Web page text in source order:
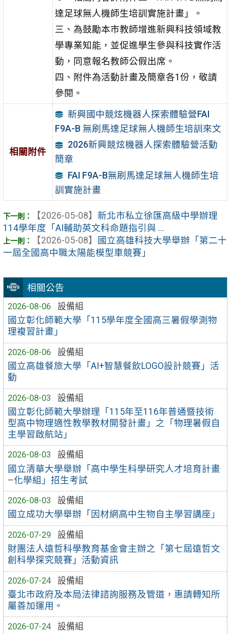
相關公告
2026-08-06
設備組
國立彰化師範大學「115學年度全國高三暑假學測物
理複習計畫」
2026-08-06
設備組
國立高雄餐旅大學「AI+智慧餐飲LOGO設計競賽」活
動
2026-08-03
設備組
國立彰化師範大學辦理「115年至116年普通暨技術
型高中物理適性教學教材開發計畫」之「物理暑假自
主學習啟航站」
2026-08-03
設備組
國立清華大學舉辦「高中學生科學研究人才培育計畫
–化學組」招生考試
2026-08-03
設備組
國立成功大學舉辦「因材網高中生物自主學習講座」
2026-07-29
設備組
財團法人遠哲科學教育基金會主辦之「第七屆遠哲文
創科學探究競賽」活動資訊
2026-07-24
設備組
臺北市政府及本局法律諮詢服務及管道，惠請轉知所
屬善加運用。
2026-07-24
設備組
達足球無人機師生培訓實施計畫」。
三、為鼓勵本市教師增進新興科技領域教
學專業知能，並促進學生參與科技實作活
動，同意報名教師公假出席。
四、附件為活動計畫及簡章各1份，敬請
參閱。
相關附件
新興國中競炫機器人探索體驗營FAI
F9A-B 無刷馬達足球無人機師生培訓來文
2026新興競炫機器人探索體驗營活動
簡章
FAI F9A-B無刷馬達足球無人機師生培
訓實施計畫
【2026-05-08】 新北市私立徐匯高級中學辦理
114學年度「AI輔助英文科命題指引與 ...
【2026-05-08】
國立高雄科技大學舉辦「第二十
一屆全國高中職太陽能模型車競賽」